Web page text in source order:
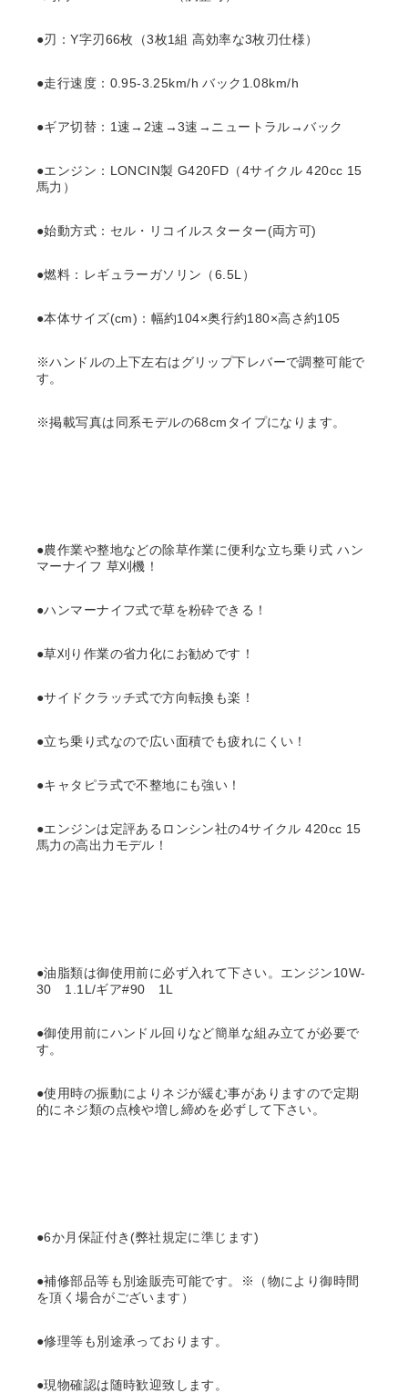
●刃：Y字刃66枚（3枚1組 高効率な3枚刃仕様）
●走行速度：0.95-3.25km/h バック1.08km/h
●ギア切替：1速→2速→3速→ニュートラル→バック
●エンジン：LONCIN製 G420FD（4サイクル 420cc 15
馬力）
●始動方式：セル・リコイルスターター(両方可)
●燃料：レギュラーガソリン（6.5L）
●本体サイズ(cm)：幅約104×奥行約180×高さ約105
※ハンドルの上下左右はグリップ下レバーで調整可能で
す。
※掲載写真は同系モデルの68cmタイプになります。
●農作業や整地などの除草作業に便利な立ち乗り式 ハン
マーナイフ 草刈機！
●ハンマーナイフ式で草を粉砕できる！
●草刈り作業の省力化にお勧めです！
●サイドクラッチ式で方向転換も楽！
●立ち乗り式なので広い面積でも疲れにくい！
●キャタピラ式で不整地にも強い！
●エンジンは定評あるロンシン社の4サイクル 420cc 15
馬力の高出力モデル！
●油脂類は御使用前に必ず入れて下さい。エンジン10W-
30 1.1L/ギア#90 1L
●御使用前にハンドル回りなど簡単な組み立てが必要で
す。
●使用時の振動によりネジが緩む事がありますので定期
的にネジ類の点検や増し締めを必ずして下さい。
●6か月保証付き(弊社規定に準じます)
●補修部品等も別途販売可能です。※（物により御時間
を頂く場合がございます）
●修理等も別途承っております。
●現物確認は随時歓迎致します。